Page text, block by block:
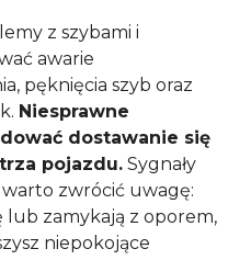
z szybami i
awarie
pęknięcia szyb oraz
Niesprawne
dostawanie się
pojazdu. Sygnały
zwrócić uwagę:
lub zamykają z oporem,
niepokojące